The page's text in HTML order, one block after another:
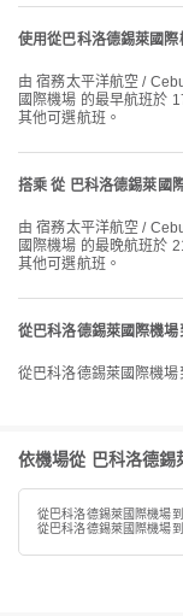
使用從巴科洛德錫萊國
由 宿務太平洋航空 / Cebu Pacific 執飛、從 巴科洛德錫萊國際機場 前往 達沃
國際機場 的最早航班於
其他可選航班。
搭乘 從 巴科洛德錫萊國
由 宿務太平洋航空 / Cebu Pacific 執飛、從 巴科洛德錫萊國際機場 前往 達沃
國際機場 的最晚航班於
其他可選航班。
從巴科洛德錫萊國際機
從巴科洛德錫萊國際機
依機場從 巴科洛德錫
從巴科洛德錫萊國際機場
從巴科洛德錫萊國際機場